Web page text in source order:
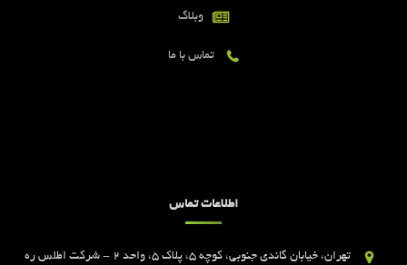
وبلاگ
تماس با ما
اطلاعات تماس
تهران، خیابان گاندی جنوبی، کوچه 5، پلاک 5، واحد 2 - شرکت اطلس ره